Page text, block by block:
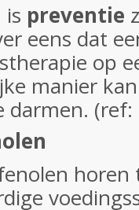
is preventie
eens dat
op
manier
darmen. (ref: